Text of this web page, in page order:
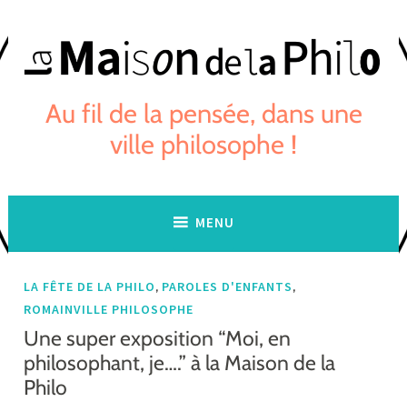
to
content
Au fil de la pensée, dans une
ville philosophe !
MENU
LA FÊTE DE LA PHILO, PAROLES D'ENFANTS,
ROMAINVILLE PHILOSOPHE
Une super exposition “Moi, en
philosophant, je….” à la Maison de la
Philo